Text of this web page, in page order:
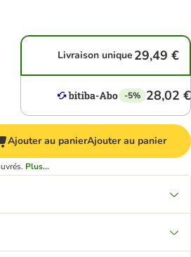
Livraison unique 29,49 €
-5% 28,02 €
Ajouter au panierAjouter au panier
Plus...